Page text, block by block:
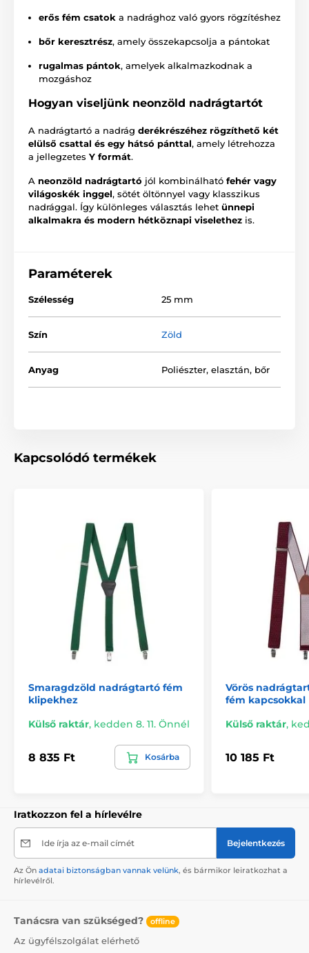
erős fém csatok a nadrághoz való gyors rögzítéshez
bőr keresztrész, amely összekapcsolja a pántokat
rugalmas pántok, amelyek alkalmazkodnak a
mozgáshoz
Hogyan viseljünk neonzöld nadrágtartót
A nadrágtartó a nadrág derékrészéhez rögzíthető két
elülső csattal és egy hátsó pánttal, amely létrehozza
a jellegzetes Y formát.
A neonzöld nadrágtartó jól kombinálható fehér vagy
világoskék inggel, sötét öltönnyel vagy klasszikus
nadrággal. Így különleges választás lehet ünnepi
alkalmakra és modern hétköznapi viselethez is.
Paraméterek
Szélesség 25 mm
Szín Zöld
Anyag Poliészter, elasztán, bőr
Kapcsolódó termékek
Smaragdzöld nadrágtartó fém
klipekhez
Külső raktár, kedden 8. 11. Önnél
8 835 Ft Kosárba
Vörös
fém kapcsokkal
Külső raktár,
10 185 Ft
Iratkozzon fel a hírlevélre
Ide írja az e-mail címét Bejelentkezés
Az Ön adatai biztonságban vannak velünk, és bármikor leiratkozhat a
hírlevélről.
Tanácsra van szükséged? offline
Az ügyfélszolgálat elérhető